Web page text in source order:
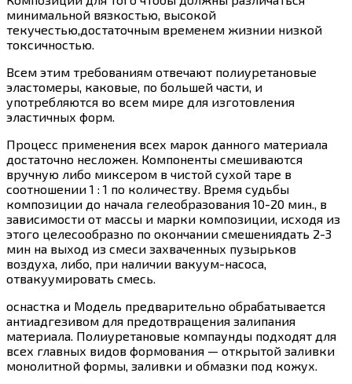
минимальной вязкостью, высокой
текучестью,достаточным временем жизнии низкой
токсичностью.
Всем этим требованиям отвечают полиуретановые
эластомеры, каковые, по большей части, и
употребляются во всем мире для изготовления
эластичных форм.
Процесс применения всех марок данного материала
достаточно несложен. Компоненты смешиваются
вручную либо миксером в чистой сухой таре в
соотношении 1 : 1 по количеству. Время судьбы
композиции до начала гелеобразования 10-20 мин., в
зависимости от массы и марки композиции, исходя из
этого целесообразно по окончании смешениядать 2-3
мин на выход из смеси захваченных пузырьков
воздуха, либо, при наличии вакуум-насоса,
отвакуумировать смесь.
оснастка и Модель предварительно обрабатывается
антиадгезивом для предотвращения залипания
материала. Полиуретановые компаунды подходят для
всех главных видов формования — открытой заливки
монолитной формы, заливки и обмазки под кожух.